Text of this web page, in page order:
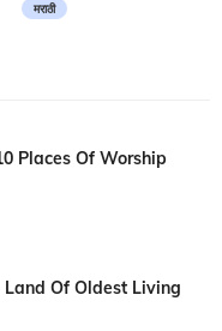
मराठी
Places Of Worship
Land Of Oldest Living